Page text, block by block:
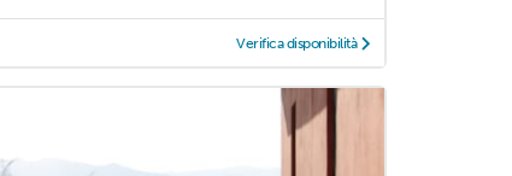
Verifica disponibilità